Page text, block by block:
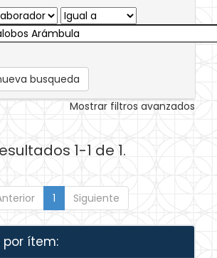
busqueda
Mostrar filtros avanzados
1-1 de 1.
1 Siguiente
por ítem: